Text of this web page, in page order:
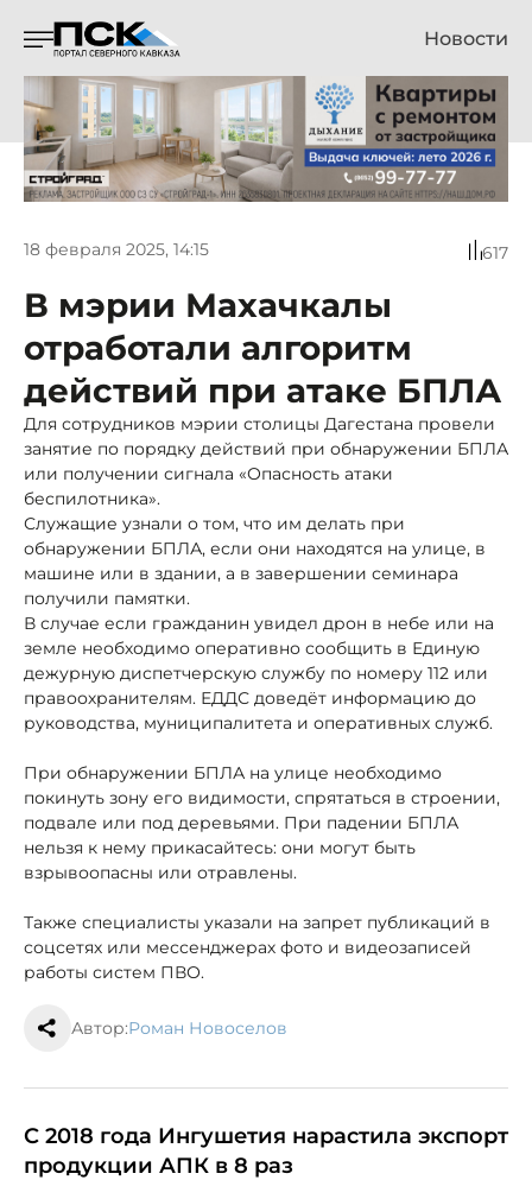
Новости
18 февраля 2025, 14:15 617
В мэрии Махачкалы
отработали алгоритм
действий при атаке БПЛА
Для сотрудников мэрии столицы Дагестана провели
занятие по порядку действий при обнаружении БПЛА
или получении сигнала «Опасность атаки
беспилотника».
Служащие узнали о том, что им делать при
обнаружении БПЛА, если они находятся на улице, в
машине или в здании, а в завершении семинара
получили памятки.
В случае если гражданин увидел дрон в небе или на
земле необходимо оперативно сообщить в Единую
дежурную диспетчерскую службу по номеру 112 или
правоохранителям. ЕДДС доведёт информацию до
руководства, муниципалитета и оперативных служб.
При обнаружении БПЛА на улице необходимо
покинуть зону его видимости, спрятаться в строении,
подвале или под деревьями. При падении БПЛА
нельзя к нему прикасайтесь: они могут быть
взрывоопасны или отравлены.
Также специалисты указали на запрет публикаций в
соцсетях или мессенджерах фото и видеозаписей
работы систем ПВО.
Автор:Роман Новоселов
С 2018 года Ингушетия нарастила экспорт
продукции АПК в 8 раз